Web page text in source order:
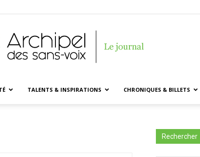
TALENTS & INSPIRATIONS CHRONIQUES & BILLETS
Rechercher